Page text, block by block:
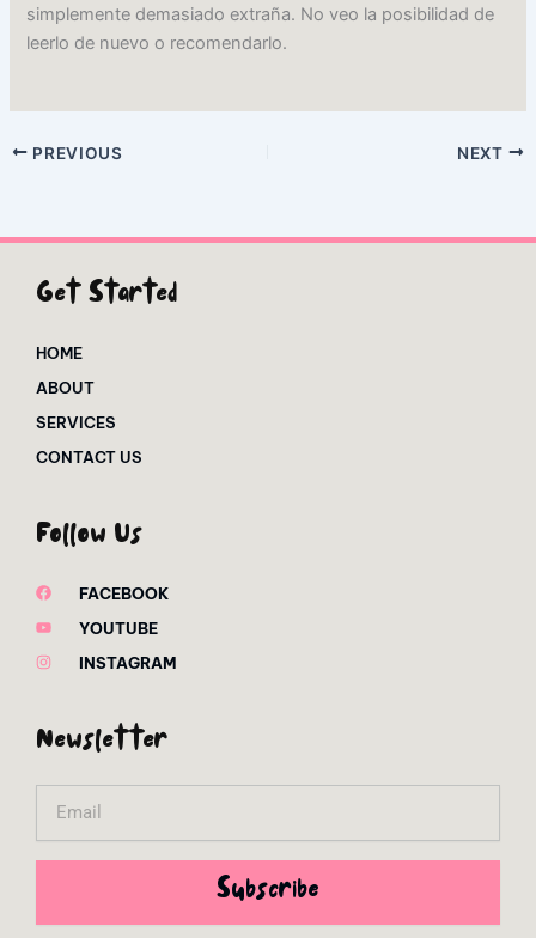
simplemente demasiado extraña. No veo la posibilidad de
leerlo de nuevo o recomendarlo.
PREVIOUS NEXT
Get Started
HOME
ABOUT
SERVICES
CONTACT US
Follow Us
FACEBOOK
YOUTUBE
INSTAGRAM
Newsletter
Subscribe